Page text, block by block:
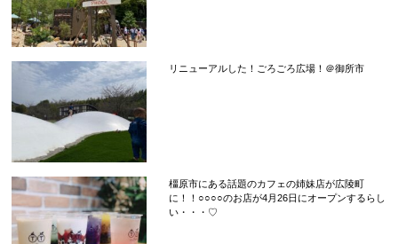
リニューアルした！ごろごろ広場！＠御所市
橿原市にある話題のカフェの姉妹店が広陵町
に！！○○○○のお店が4月26日にオープンするらし
い・・・♡